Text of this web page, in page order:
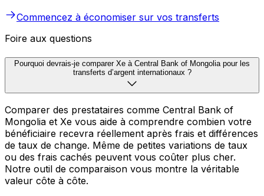
Commencez à économiser sur vos transferts
Foire aux questions
Pourquoi devrais-je comparer Xe à Central Bank of Mongolia pour les
transferts d’argent internationaux ?
Comparer des prestataires comme Central Bank of
Mongolia et Xe vous aide à comprendre combien votre
bénéficiaire recevra réellement après frais et différences
de taux de change. Même de petites variations de taux
ou des frais cachés peuvent vous coûter plus cher.
Notre outil de comparaison vous montre la véritable
valeur côte à côte.